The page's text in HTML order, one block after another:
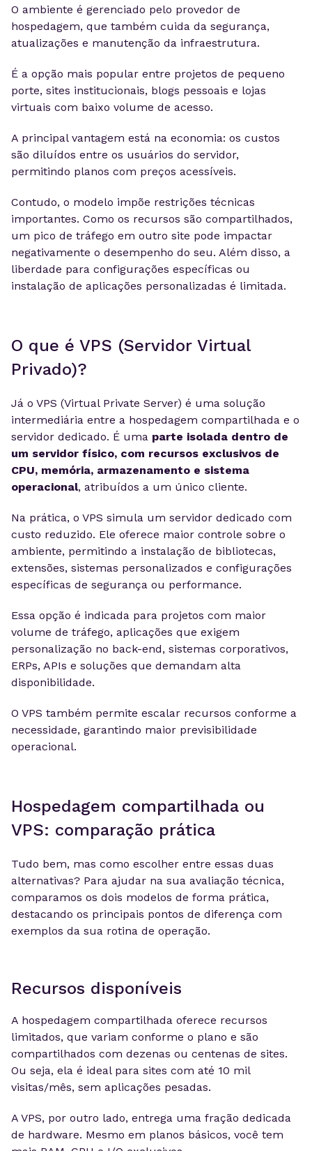
O ambiente é gerenciado pelo provedor de
hospedagem, que também cuida da segurança,
atualizações e manutenção da infraestrutura.
É a opção mais popular entre projetos de pequeno
porte, sites institucionais, blogs pessoais e lojas
virtuais com baixo volume de acesso.
A principal vantagem está na economia: os custos
são diluídos entre os usuários do servidor,
permitindo planos com preços acessíveis.
Contudo, o modelo impõe restrições técnicas
importantes. Como os recursos são compartilhados,
um pico de tráfego em outro site pode impactar
negativamente o desempenho do seu. Além disso, a
liberdade para configurações específicas ou
instalação de aplicações personalizadas é limitada.
O que é VPS (Servidor Virtual
Privado)?
Já o VPS (Virtual Private Server) é uma solução
intermediária entre a hospedagem compartilhada e o
servidor dedicado. É uma parte isolada dentro de
um servidor físico, com recursos exclusivos de
CPU, memória, armazenamento e sistema
operacional, atribuídos a um único cliente.
Na prática, o VPS simula um servidor dedicado com
custo reduzido. Ele oferece maior controle sobre o
ambiente, permitindo a instalação de bibliotecas,
extensões, sistemas personalizados e configurações
específicas de segurança ou performance.
Essa opção é indicada para projetos com maior
volume de tráfego, aplicações que exigem
personalização no back-end, sistemas corporativos,
ERPs, APIs e soluções que demandam alta
disponibilidade.
O VPS também permite escalar recursos conforme a
necessidade, garantindo maior previsibilidade
operacional.
Hospedagem compartilhada ou
VPS: comparação prática
Tudo bem, mas como escolher entre essas duas
alternativas? Para ajudar na sua avaliação técnica,
comparamos os dois modelos de forma prática,
destacando os principais pontos de diferença com
exemplos da sua rotina de operação.
Recursos disponíveis
A hospedagem compartilhada oferece recursos
limitados, que variam conforme o plano e são
compartilhados com dezenas ou centenas de sites.
Ou seja, ela é ideal para sites com até 10 mil
visitas/mês, sem aplicações pesadas.
A VPS, por outro lado, entrega uma fração dedicada
de hardware. Mesmo em planos básicos, você tem